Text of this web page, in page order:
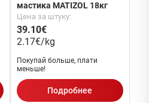
мастика MATIZOL 18кг
Цена за штуку:
39.10€
2.17€/kg
Покупай больше, плати
меньше!
Подробнее